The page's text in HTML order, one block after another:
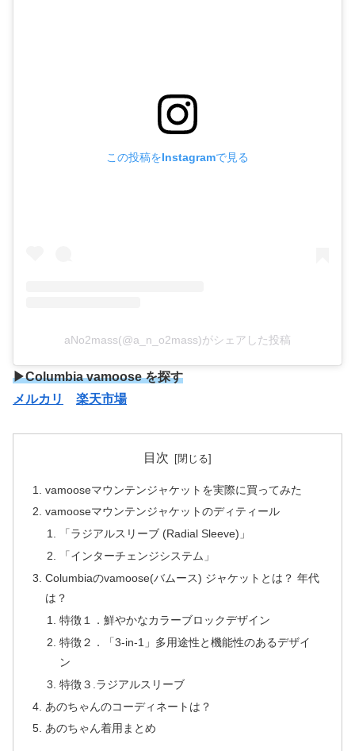
この投稿をInstagramで見る
aNo2mass(@a_n_o2mass)がシェアした投稿
▶Columbia vamoose を探す
メルカリ
楽天市場
目次
vamooseマウンテンジャケットを実際に買ってみた
vamooseマウンテンジャケットのディティール
「ラジアルスリーブ (Radial Sleeve)」
「インターチェンジシステム」
Columbiaのvamoose(バムース) ジャケットとは？ 年代
は？
特徴１．鮮やかなカラーブロックデザイン
特徴２．「3-in-1」多用途性と機能性のあるデザイ
ン
特徴３.ラジアルスリーブ
あのちゃんのコーディネートは？
あのちゃん着用まとめ